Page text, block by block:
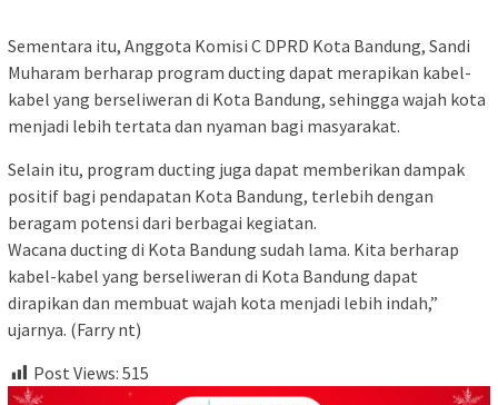
Sementara itu, Anggota Komisi C DPRD Kota Bandung, Sandi
Muharam berharap program ducting dapat merapikan kabel-
kabel yang berseliweran di Kota Bandung, sehingga wajah kota
menjadi lebih tertata dan nyaman bagi masyarakat.
Selain itu, program ducting juga dapat memberikan dampak
positif bagi pendapatan Kota Bandung, terlebih dengan
beragam potensi dari berbagai kegiatan.
Wacana ducting di Kota Bandung sudah lama. Kita berharap
kabel-kabel yang berseliweran di Kota Bandung dapat
dirapikan dan membuat wajah kota menjadi lebih indah,”
ujarnya. (Farry nt)
Post Views: 515